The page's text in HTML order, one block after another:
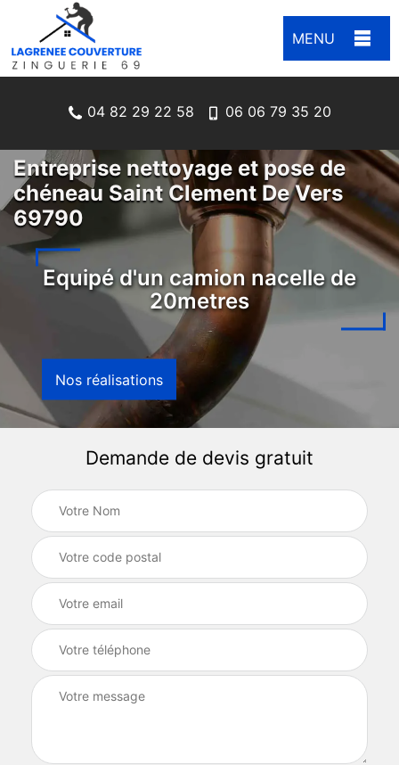
MENU
04 82 29 22 58 06 06 79 35 20
Entreprise nettoyage et pose de
chéneau Saint Clement De Vers
69790
Equipé d'un camion nacelle de
20metres
Nos réalisations
Demande de devis gratuit